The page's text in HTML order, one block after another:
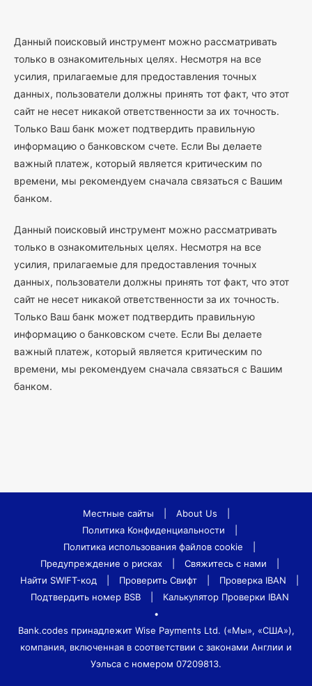
Данный поисковый инструмент можно рассматривать
только в ознакомительных целях. Несмотря на все
усилия, прилагаемые для предоставления точных
данных, пользователи должны принять тот факт, что этот
сайт не несет никакой ответственности за их точность.
Только Ваш банк может подтвердить правильную
информацию о банковском счете. Если Вы делаете
важный платеж, который является критическим по
времени, мы рекомендуем сначала связаться с Вашим
банком.
Данный поисковый инструмент можно рассматривать
только в ознакомительных целях. Несмотря на все
усилия, прилагаемые для предоставления точных
данных, пользователи должны принять тот факт, что этот
сайт не несет никакой ответственности за их точность.
Только Ваш банк может подтвердить правильную
информацию о банковском счете. Если Вы делаете
важный платеж, который является критическим по
времени, мы рекомендуем сначала связаться с Вашим
банком.
Местные сайты About Us
Политика Конфиденциальности
Политика использования файлов cookie
Предупреждение о рисках
Свяжитесь с нами
Найти SWIFT-код
Проверить Свифт Проверка IBAN
Подтвердить номер BSB
Калькулятор Проверки IBAN
•
Bank.codes принадлежит Wise Payments Ltd. («Мы», «США»),
компания, включенная в соответствии с законами Англии и
Уэльса с номером 07209813.